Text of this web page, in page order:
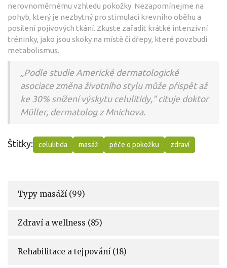
nerovnoměrnému vzhledu pokožky. Nezapomínejme na
pohyb, který je nezbytný pro stimulaci krevního oběhu a
posílení pojivových tkání. Zkuste zařadit krátké intenzivní
tréninky, jako jsou skoky na místě či dřepy, které povzbudí
metabolismus.
„Podle studie Americké dermatologické
asociace změna životního stylu může přispět až
ke 30% snížení výskytu celulitidy,“ cituje doktor
Müller, dermatolog z Mnichova.
Štítky: celulitida masáž péče o pokožku zdraví
Typy masáží (99)
Zdraví a wellness (85)
Rehabilitace a tejpování (18)